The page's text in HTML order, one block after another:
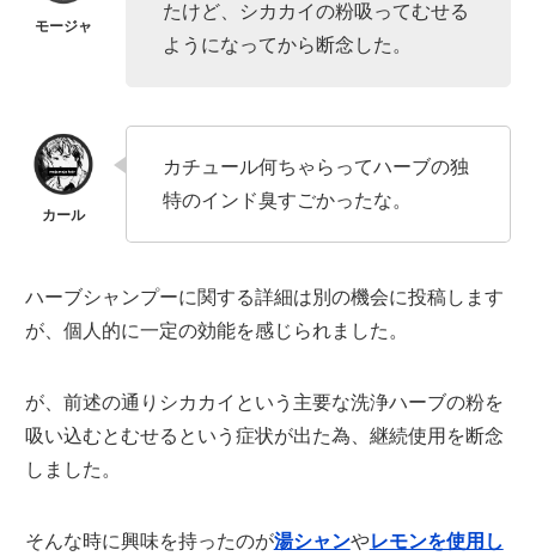
たけど、シカカイの粉吸ってむせる
ようになってから断念した。
カチュール何ちゃらってハーブの独
特のインド臭すごかったな。
ハーブシャンプーに関する詳細は別の機会に投稿します
が、個人的に一定の効能を感じられました。
が、前述の通りシカカイという主要な洗浄ハーブの粉を
吸い込むとむせるという症状が出た為、継続使用を断念
しました。
そんな時に興味を持ったのが湯シャンやレモンを使用し